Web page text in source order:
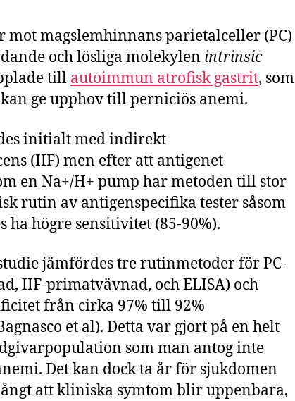
magslemhinnans parietalceller (PC)
och lösliga molekylen intrinsic
till autoimmun atrofisk gastrit, som
ge upphov till perniciös anemi.
initialt med indirekt
(IIF) men efter att antigenet
en Na+/H+ pump har metoden till stor
rutin av antigenspecifika tester såsom
ha högre sensitivitet (85-90%).
jämfördes tre rutinmetoder för PC-
IIF-primatvävnad, och ELISA) och
från cirka 97% till 92%
et al). Detta var gjort på en helt
som man antog inte
Det kan dock ta år för sjukdomen
att kliniska symtom blir uppenbara,